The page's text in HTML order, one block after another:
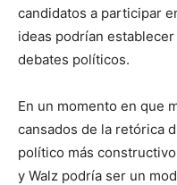
candidatos a participar
ideas podrían
debates políticos.
En un momento en que
cansados de la retórica
político más
y Walz podría ser un